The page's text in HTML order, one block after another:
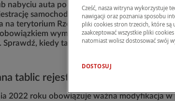
nabyciu auta poprzez spadek lub darowiznę,
samochodu w terminie 30 dni od dnia
na terytorium Rzeczypospolitej Polskiej.
obowiązkiem wymiany tablic rejestracyjnych,
Sprawdź, kiedy tablice muszą być zmienione i
tablic rejestracyjnych jest
2022 roku obowiązuje ważna modyfikacja w
Cześć, nasza witryna wykorzystuje
nawigacji oraz poznania sposobu
pliki cookies stron trzecich, które są
zaakceptować wszystkie pliki
natomiast wolisz dostosować swój
DOSTOSUJ